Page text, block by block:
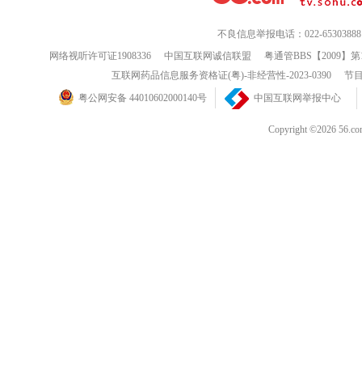
不良信息举报电话：022-65303888
网络视听许可证1908336
中国互联网诚信联盟
粤通管BBS【2009】
互联网药品信息服务资格证(粤)-非经营性-2023-0390
节
粤公网安备 44010602000140号
中国互联网举报中心
Copyright ©2026